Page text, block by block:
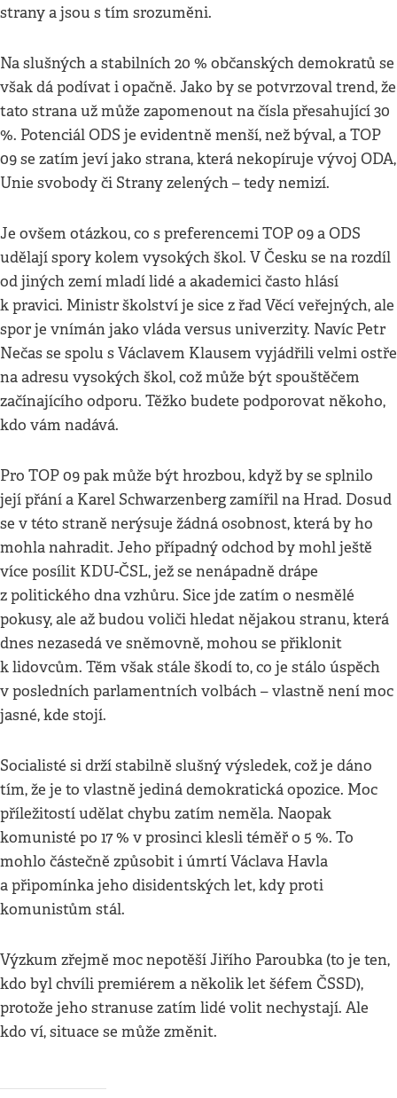
strany a jsou s tím srozuměni.
Na slušných a stabilních 20 % občanských demokratů se
však dá podívat i opačně. Jako by se potvrzoval trend, že
tato strana už může zapomenout na čísla přesahující 30
%. Potenciál ODS je evidentně menší, než býval, a TOP
09 se zatím jeví jako strana, která nekopíruje vývoj ODA,
Unie svobody či Strany zelených – tedy nemizí.
Je ovšem otázkou, co s preferencemi TOP 09 a ODS
udělají spory kolem vysokých škol. V Česku se na rozdíl
od jiných zemí mladí lidé a akademici často hlásí
k pravici. Ministr školství je sice z řad Věcí veřejných, ale
spor je vnímán jako vláda versus univerzity. Navíc Petr
Nečas se spolu s Václavem Klausem vyjádřili velmi ostře
na adresu vysokých škol, což může být spouštěčem
začínajícího odporu. Těžko budete podporovat někoho,
kdo vám nadává.
Pro TOP 09 pak může být hrozbou, když by se splnilo
její přání a Karel Schwarzenberg zamířil na Hrad. Dosud
se v této straně nerýsuje žádná osobnost, která by ho
mohla nahradit. Jeho případný odchod by mohl ještě
více posílit KDU-ČSL, jež se nenápadně drápe
z politického dna vzhůru. Sice jde zatím o nesmělé
pokusy, ale až budou voliči hledat nějakou stranu, která
dnes nezasedá ve sněmovně, mohou se přiklonit
k lidovcům. Těm však stále škodí to, co je stálo úspěch
v posledních parlamentních volbách – vlastně není moc
jasné, kde stojí.
Socialisté si drží stabilně slušný výsledek, což je dáno
tím, že je to vlastně jediná demokratická opozice. Moc
příležitostí udělat chybu zatím neměla. Naopak
komunisté po 17 % v prosinci klesli téměř o 5 %. To
mohlo částečně způsobit i úmrtí Václava Havla
a připomínka jeho disidentských let, kdy proti
komunistům stál.
Výzkum zřejmě moc nepotěší Jiřího Paroubka (to je ten,
kdo byl chvíli premiérem a několik let šéfem ČSSD),
protože jeho stranuse zatím lidé volit nechystají. Ale
kdo ví, situace se může změnit.